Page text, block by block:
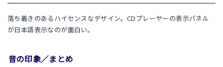
落ち着きのあるハイセンスなデザイン。CDプレーヤーの表示パネル
が日本語表示なのが面白い。
音の印象／まとめ